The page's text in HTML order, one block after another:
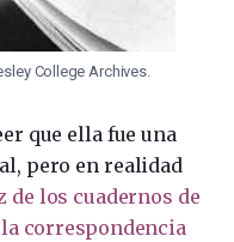
College Archives.
que ella fue una
pero en realidad
de los cuadernos de
correspondencia